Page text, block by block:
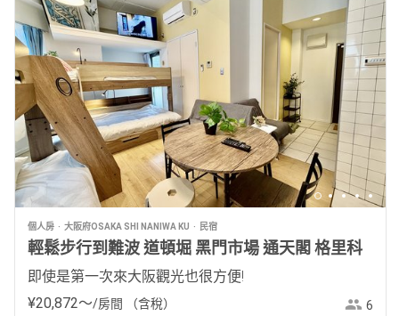
個人房 大阪府OSAKA SHI NANIWA KU 民宿
輕鬆步行到難波 道頓堀 黑門市場 通天閣 格里科
即使是第一次來大阪觀光也很方便!
¥20,872〜/房間 （含稅） 6